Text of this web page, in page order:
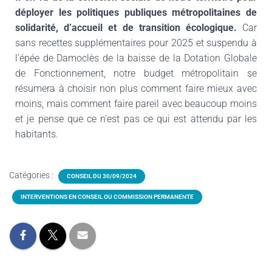
déployer les politiques publiques métropolitaines de
solidarité, d’accueil et de transition écologique. Car
sans recettes supplémentaires pour 2025 et suspendu à
l’épée de Damoclès de la baisse de la Dotation Globale
de Fonctionnement, notre budget métropolitain se
résumera à choisir non plus comment faire mieux avec
moins, mais comment faire pareil avec beaucoup moins
et je pense que ce n’est pas ce qui est attendu par les
habitants.
Catégories : CONSEIL DU 30/09/2024
INTERVENTIONS EN CONSEIL OU COMMISSION PERMANENTE